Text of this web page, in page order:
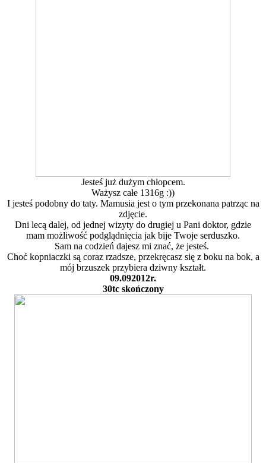
Jesteś już dużym chłopcem.
Ważysz całe 1316g :))
I jesteś podobny do taty. Mamusia jest o tym przekonana patrząc na
zdjęcie.
Dni lecą dalej, od jednej wizyty do drugiej u Pani doktor, gdzie
mam możliwość podglądnięcia jak bije Twoje serduszko.
Sam na codzień dajesz mi znać, że jesteś.
Choć kopniaczki są coraz rzadsze, przekręcasz się z boku na bok, a
mój brzuszek przybiera dziwny kształt.
09.092012r.
30tc skończony